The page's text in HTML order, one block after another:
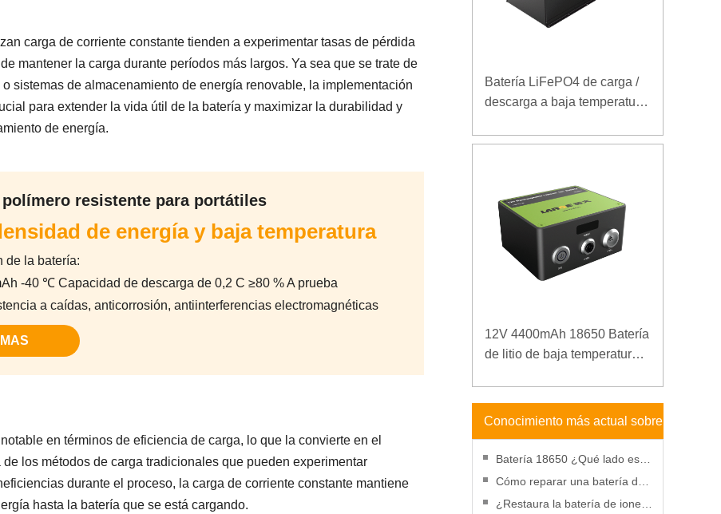
carga de corriente constante tienden a experimentar tasas de pérdida
mantener la carga durante períodos más largos. Ya sea que se trate de
sistemas de almacenamiento de energía renovable, la implementación
para extender la vida útil de la batería y maximizar la durabilidad y
de energía.
polímero resistente para portátiles
de energía y baja temperatura
de la batería:
-40 ℃ Capacidad de descarga de 0,2 C ≥80 % A prueba
a caídas, anticorrosión, antiinterferencias electromagnéticas
en términos de eficiencia de carga, lo que la convierte en el
los métodos de carga tradicionales que pueden experimentar
durante el proceso, la carga de corriente constante mantiene
hasta la batería que se está cargando.
Batería LiFePO4 de carga /
descarga a baja temperatura
base de telecomunicaciones
12V 4400mAh 18650 Batería
de litio de baja temperatura
Conocimiento más actual sobre
baterías
Batería 18650 ¿Qué lado es
positivo?
Cómo reparar una batería de
taladro que no se carga:
¿Restaura la batería de iones